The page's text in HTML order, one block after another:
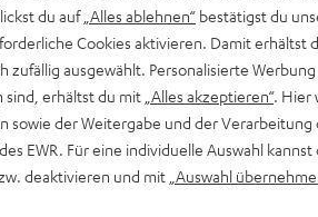
eines Heimkino-Sets.
optimale Klangqualität erreicht wird.
Standorte. Nur so lassen
du auf „Alles ablehnen“ bestätigst du
Cookies aktivieren. Damit erhältst
zufällig ausgewählt. Personalisierte
sind, erhältst du mit „Alles akzeptieren“. Hier
sowie der Weitergabe und der Verarbeitung
EWR. Für eine individuelle Auswahl kannst
deaktivieren und mit „Auswahl